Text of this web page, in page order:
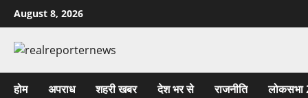
Skip
to
content
August 8, 2026
होम अपराध शहरी खबर देश भर से राजनीति लोकसभा